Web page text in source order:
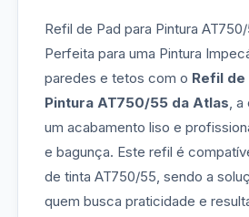
Refil de Pad para Pintura
Perfeita para uma Pintura
paredes e tetos com o Refil de
Pintura AT750/55 da Atlas, a
um acabamento liso e
e bagunça. Este refil é
de tinta AT750/55, sendo a
quem busca praticidade e